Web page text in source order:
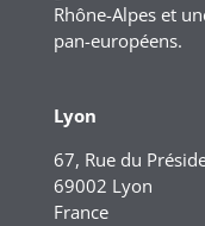
Rhône-Alpes et
pan-européens.
Lyon
67, Rue du
69002 Lyon
France